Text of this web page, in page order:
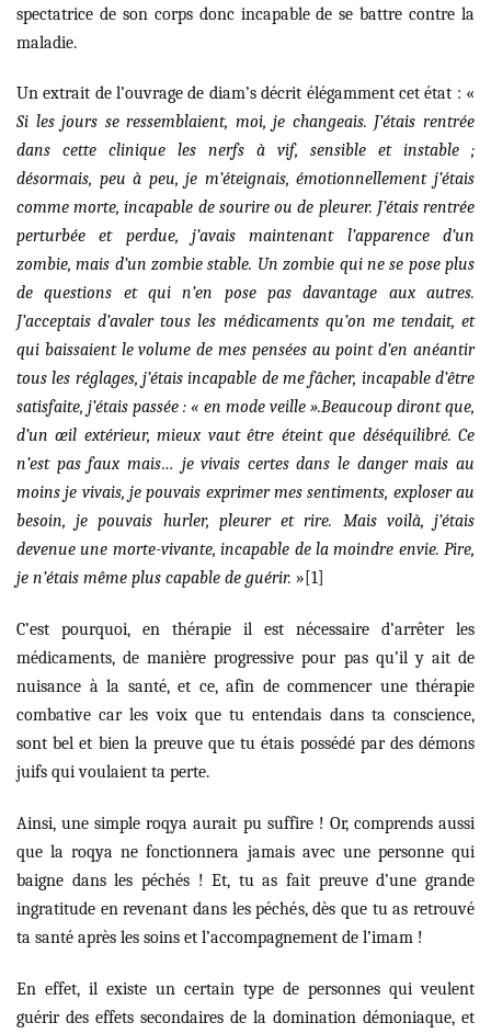
spectatrice de son corps donc incapable de se battre contre la
maladie.
Un extrait de l’ouvrage de diam’s décrit élégamment cet état : «
Si les jours se ressemblaient, moi, je changeais. J’étais rentrée
dans cette clinique les nerfs à vif, sensible et instable ;
désormais, peu à peu, je m’éteignais, émotionnellement j’étais
comme morte, incapable de sourire ou de pleurer. J’étais rentrée
perturbée et perdue, j’avais maintenant l’apparence d’un
zombie, mais d’un zombie stable. Un zombie qui ne se pose plus
de questions et qui n’en pose pas davantage aux autres.
J’acceptais d’avaler tous les médicaments qu’on me tendait, et
qui baissaient le volume de mes pensées au point d’en anéantir
tous les réglages, j’étais incapable de me fâcher, incapable d’être
satisfaite, j’étais passée : « en mode veille ».Beaucoup diront que,
d’un œil extérieur, mieux vaut être éteint que déséquilibré. Ce
n’est pas faux mais… je vivais certes dans le danger mais au
moins je vivais, je pouvais exprimer mes sentiments, exploser au
besoin, je pouvais hurler, pleurer et rire. Mais voilà, j’étais
devenue une morte-vivante, incapable de la moindre envie. Pire,
je n’étais même plus capable de guérir. »[1]
C’est pourquoi, en thérapie il est nécessaire d’arrêter les
médicaments, de manière progressive pour pas qu’il y ait de
nuisance à la santé, et ce, afin de commencer une thérapie
combative car les voix que tu entendais dans ta conscience,
sont bel et bien la preuve que tu étais possédé par des démons
juifs qui voulaient ta perte.
Ainsi, une simple roqya aurait pu suffire ! Or, comprends aussi
que la roqya ne fonctionnera jamais avec une personne qui
baigne dans les péchés ! Et, tu as fait preuve d’une grande
ingratitude en revenant dans les péchés, dès que tu as retrouvé
ta santé après les soins et l’accompagnement de l’imam !
En effet, il existe un certain type de personnes qui veulent
guérir des effets secondaires de la domination démoniaque, et